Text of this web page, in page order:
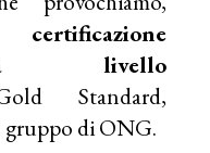
a livello
Standard,
di ONG.